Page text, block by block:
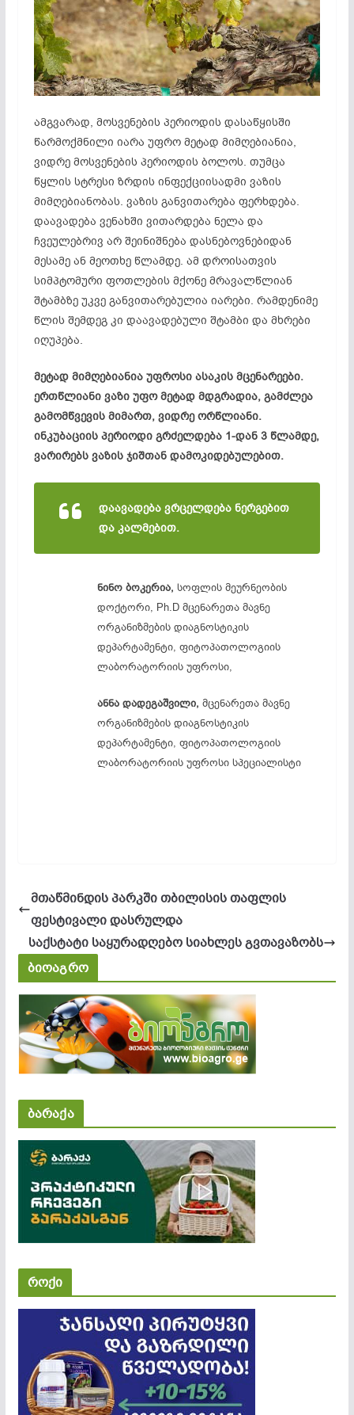
ამგვარად, მოსვენების პერიოდის დასაწყისში
წარმოქმნილი იარა უფრო მეტად მიმღებიანია,
ვიდრე მოსვენების პერიოდის ბოლოს. თუმცა
წყლის სტრესი ზრდის ინფექციისადმი ვაზის
მიმღებიანობას. ვაზის განვითარება ფერხდება.
დაავადება ვენახში ვითარდება ნელა და
ჩვეულებრივ არ შეინიშნება დასნებოვნებიდან
მესამე ან მეოთხე წლამდე. ამ დროისათვის
სიმპტომური ფოთლების მქონე მრავალწლიან
შტამბზე უკვე განვითარებულია იარები. რამდენიმე
წლის შემდეგ კი დაავადებული შტამბი და მხრები
იღუპება.
მეტად მიმღებიანია უფროსი ასაკის მცენარეები.
ერთწლიანი ვაზი უფო მეტად მდგრადია, გამძლეა
გამომწვევის მიმართ, ვიდრე ორწლიანი.
ინკუბაციის პერიოდი გრძელდება 1-დან 3 წლამდე,
ვარირებს ვაზის ჯიშთან დამოკიდებულებით.
დაავადება ვრცელდება ნერგებით
და კალმებით.
ნინო ბოკერია, სოფლის მეურნეობის
დოქტორი, Ph.D მცენარეთა მავნე
ორგანიზმების დიაგნოსტიკის
დეპარტამენტი, ფიტოპათოლოგიის
ლაბორატორიის უფროსი,
ანნა დადეგაშვილი, მცენარეთა მავნე
ორგანიზმების დიაგნოსტიკის
დეპარტამენტი, ფიტოპათოლოგიის
ლაბორატორიის უფროსი სპეციალისტი
მთაწმინდის პარკში თბილისის თაფლის
ფესტივალი დასრულდა
საქსტატი საყურადღებო სიახლეს გვთავაზობს
ბიოაგრო
ბარაქა
როქი